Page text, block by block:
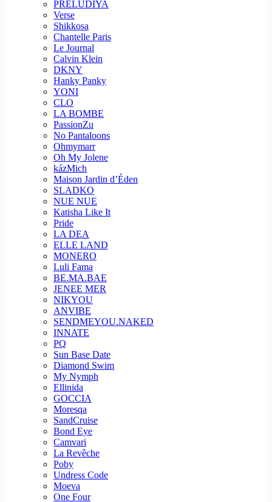
PRELUDIYA
Verse
Shikkosa
Chantelle Paris
Le Journal
Calvin Klein
DKNY
Hanky Panky
YONI
CLO
LA BOMBE
PassionZu
No Pantaloons
Ohmymarr
Oh My Jolene
kázMich
Maison Jardin d’Éden
SLADKO
NUE NUE
Katisha Like It
Pride
LA DEA
ELLE LAND
MONERO
Luli Fama
BE.MA.BAE
JENEE MER
NIKYOU
ANVIBE
SENDMEYOU.NAKED
INNATE
PQ
Sun Base Date
Diamond Swim
My Nymph
Ellinida
GOCCIA
Moresqa
SandCruise
Bond Eye
Camvari
La Revêche
Poby
Undress Code
Moeva
One Four